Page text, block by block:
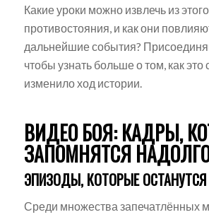
Какие уроки можно извлечь из этого
противостояния, и как они
дальнейшие события?
чтобы узнать больше о том, как это
изменило ход истории.
ВИДЕО БОЯ: КАДРЫ,
ЗАПОМНЯТСЯ
ЭПИЗОДЫ, КОТОРЫЕ
Среди множества запечатлённых